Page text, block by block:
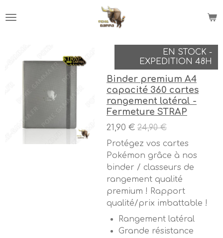
au
EN STOCK -
EXPEDITION 48H
Binder premium A4
capacité 360 cartes
rangement latéral -
Fermeture STRAP
21,90 € 24,90 €
Protégez vos cartes
Pokémon grâce à nos
binder / classeurs de
rangement qualité
premium ! Rapport
qualité/prix imbattable !
Rangement latéral
Grande résistance